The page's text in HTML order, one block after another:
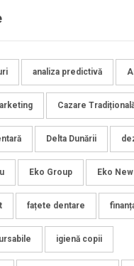
analiza predictivă
Cazare
Delta Dunării
Eko Group Eko
fațete dentare
igienă copii